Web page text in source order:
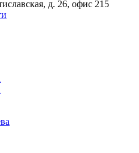
д. 26, офис 215